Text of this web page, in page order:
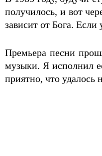
получилось, и вот
зависит от Бога.
Премьера песни
музыки. Я исполнил
приятно, что удалось